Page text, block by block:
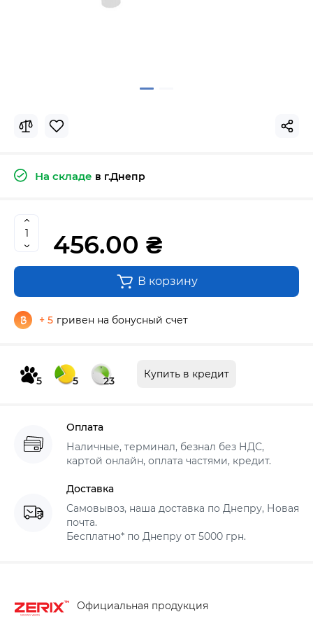
На складе в г.Днепр
456.00 ₴
В корзину
+ 5 гривен на бонусный счет
5 5 23
Купить в кредит
Оплата
Наличные, терминал, безнал без НДС,
картой онлайн, оплата частями, кредит.
Доставка
Самовывоз, наша доставка по Днепру, Новая
почта.
Бесплатно* по Днепру от 5000 грн.
Официальная продукция